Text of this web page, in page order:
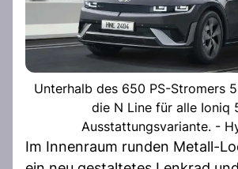
Unterhalb des 650 PS-Stromers
die N Line für alle Ioniq
Ausstattungsvariante. -
Im Innenraum runden Metall-